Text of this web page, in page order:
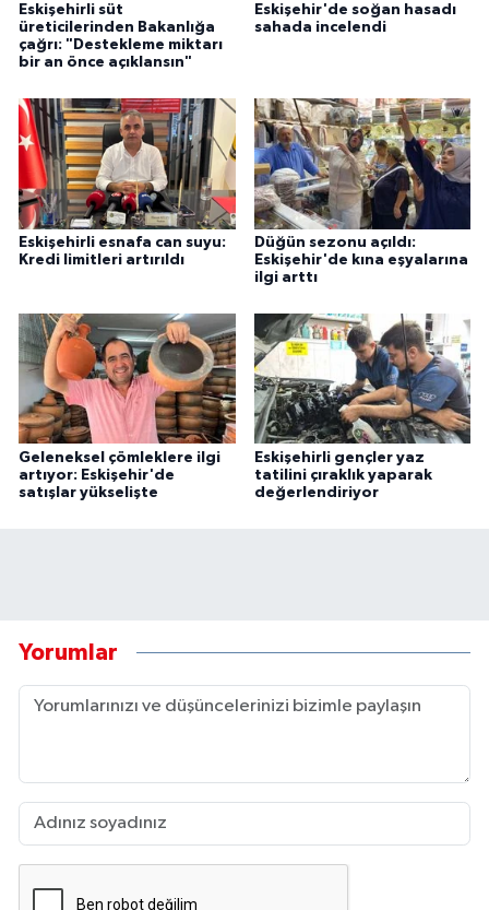
Eskişehirli süt
üreticilerinden Bakanlığa
çağrı: "Destekleme miktarı
bir an önce açıklansın"
Eskişehir'de soğan hasadı
sahada incelendi
Eskişehirli esnafa can suyu:
Kredi limitleri artırıldı
Düğün sezonu açıldı:
Eskişehir'de kına eşyalarına
ilgi arttı
Geleneksel çömleklere ilgi
artıyor: Eskişehir'de
satışlar yükselişte
Eskişehirli gençler yaz
tatilini çıraklık yaparak
değerlendiriyor
Yorumlar